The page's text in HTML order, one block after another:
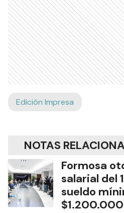
Edición Impresa
NOTAS
Formosa
salarial del
sueldo
$1.200.000